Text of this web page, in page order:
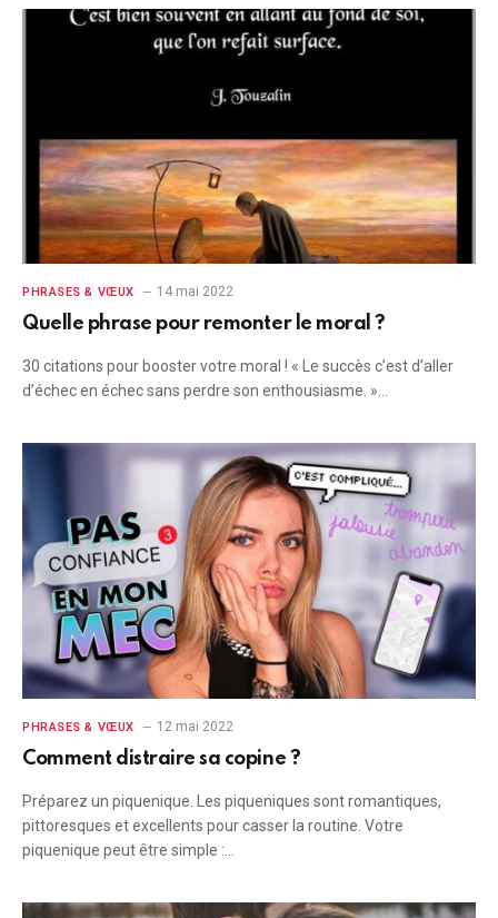
PHRASES & VŒUX 14 mai 2022
Quelle phrase pour remonter le moral ?
30 citations pour booster votre moral ! « Le succès c’est d’aller
d’échec en échec sans perdre son enthousiasme. »…
PHRASES & VŒUX 12 mai 2022
Comment distraire sa copine ?
Préparez un piquenique. Les piqueniques sont romantiques,
pittoresques et excellents pour casser la routine. Votre
piquenique peut être simple :…